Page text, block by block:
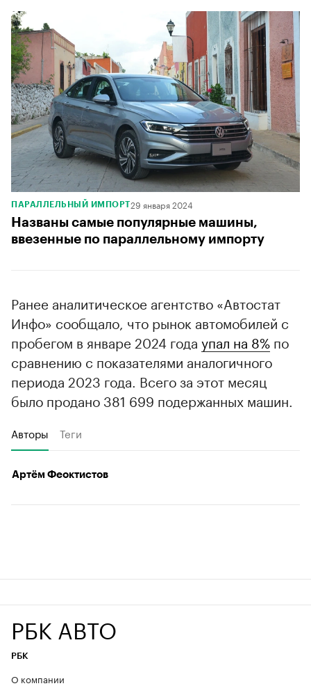
ПАРАЛЛЕЛЬНЫЙ ИМПОРТ29 января 2024
Названы самые популярные машины,
ввезенные по параллельному импорту
Ранее аналитическое агентство «Автостат
Инфо» сообщало, что рынок автомобилей с
пробегом в январе 2024 года упал на 8% по
сравнению с показателями аналогичного
периода 2023 года. Всего за этот месяц
было продано 381 699 подержанных машин.
Авторы Теги
Артём Феоктистов
РБК АВТО
РБК
О компании